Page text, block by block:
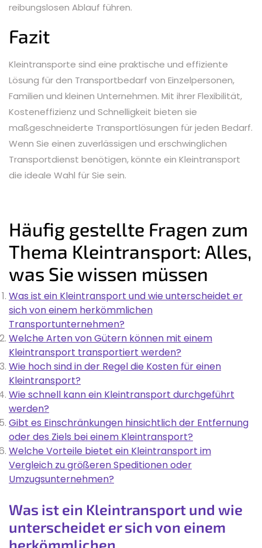
reibungslosen Ablauf führen.
Fazit
Kleintransporte sind eine praktische und effiziente
Lösung für den Transportbedarf von Einzelpersonen,
Familien und kleinen Unternehmen. Mit ihrer Flexibilität,
Kosteneffizienz und Schnelligkeit bieten sie
maßgeschneiderte Transportlösungen für jeden Bedarf.
Wenn Sie einen zuverlässigen und erschwinglichen
Transportdienst benötigen, könnte ein Kleintransport
die ideale Wahl für Sie sein.
Häufig gestellte Fragen zum
Thema Kleintransport: Alles,
was Sie wissen müssen
Was ist ein Kleintransport und wie unterscheidet er
sich von einem herkömmlichen
Transportunternehmen?
Welche Arten von Gütern können mit einem
Kleintransport transportiert werden?
Wie hoch sind in der Regel die Kosten für einen
Kleintransport?
Wie schnell kann ein Kleintransport durchgeführt
werden?
Gibt es Einschränkungen hinsichtlich der Entfernung
oder des Ziels bei einem Kleintransport?
Welche Vorteile bietet ein Kleintransport im
Vergleich zu größeren Speditionen oder
Umzugsunternehmen?
Was ist ein Kleintransport und wie
unterscheidet er sich von einem
herkömmlichen